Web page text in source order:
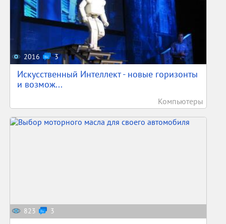
2016 3
Искусственный Интеллект - новые горизонты
и возмож...
Компьютеры
823 3